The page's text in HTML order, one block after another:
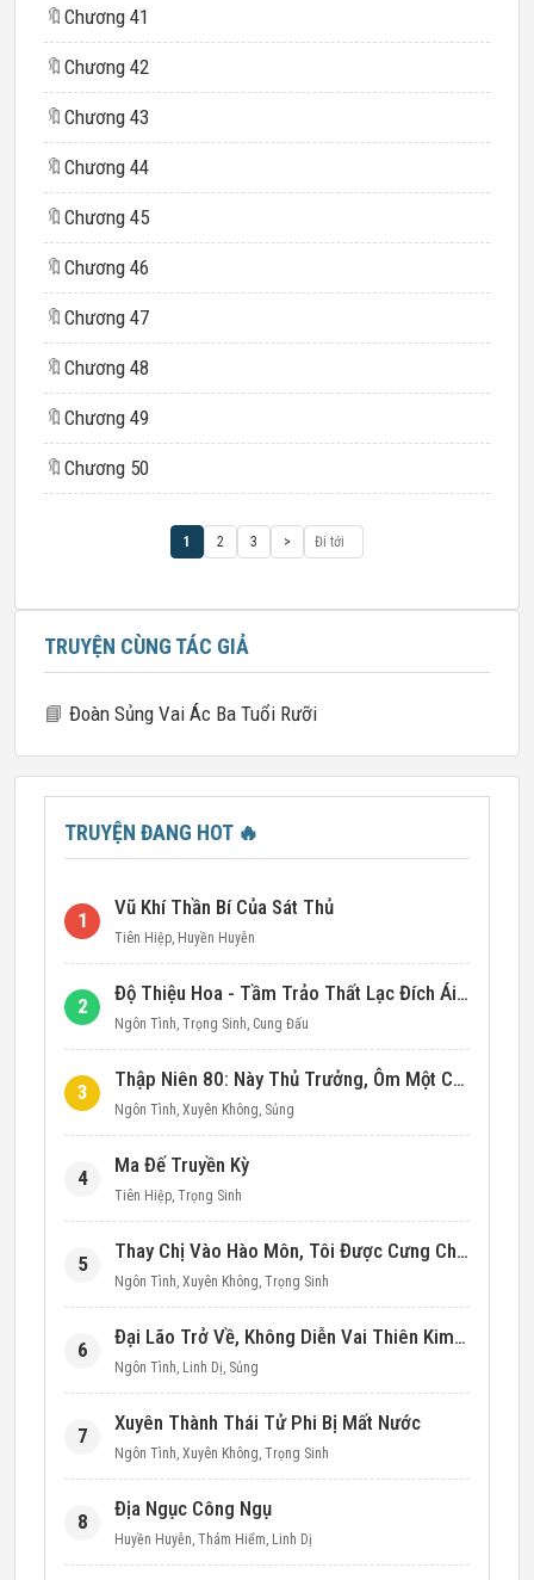
🔖 Chương 41
🔖 Chương 42
🔖 Chương 43
🔖 Chương 44
🔖 Chương 45
🔖 Chương 46
🔖 Chương 47
🔖 Chương 48
🔖 Chương 49
🔖 Chương 50
1 2 3 >
TRUYỆN CÙNG TÁC GIẢ
📘 Đoàn Sủng Vai Ác Ba Tuổi Rưỡi
TRUYỆN ĐANG HOT 🔥
1
Vũ Khí Thần Bí Của Sát Thủ
Tiên Hiệp, Huyền Huyễn
2
Độ Thiệu Hoa - Tầm Trảo Thất Lạc Đích Ái Tình
Ngôn Tình, Trọng Sinh, Cung Đấu
3
Thập Niên 80: Này Thủ Trưởng, Ôm Một Cái Đi!
Ngôn Tình, Xuyên Không, Sủng
4
Ma Đế Truyền Kỳ
Tiên Hiệp, Trọng Sinh
5
Thay Chị Vào Hào Môn, Tôi Được Cưng Chiều Hết Mực (Thập Niên 90)
Ngôn Tình, Xuyên Không, Trọng Sinh
6
Đại Lão Trở Về, Không Diễn Vai Thiên Kim Giả Nữa
Ngôn Tình, Linh Dị, Sủng
7
Xuyên Thành Thái Tử Phi Bị Mất Nước
Ngôn Tình, Xuyên Không, Trọng Sinh
8
Địa Ngục Công Ngụ
Huyền Huyễn, Thám Hiểm, Linh Dị